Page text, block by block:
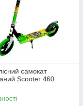
самокат
Scooter 460